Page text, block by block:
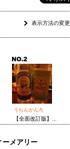
表示方法の変更
うらんかんろ
【全面改訂版】...
ーメアリー